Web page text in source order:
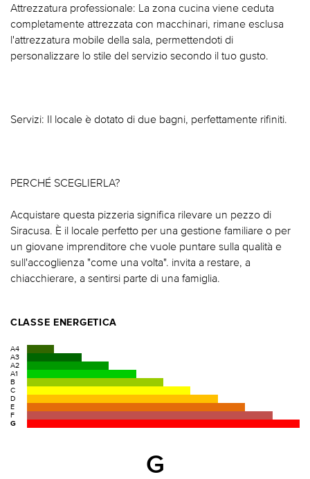
Attrezzatura professionale: La zona cucina viene ceduta
completamente attrezzata con macchinari, rimane esclusa
l'attrezzatura mobile della sala, permettendoti di
personalizzare lo stile del servizio secondo il tuo gusto.
Servizi: Il locale è dotato di due bagni, perfettamente rifiniti.
PERCHÉ SCEGLIERLA?
Acquistare questa pizzeria significa rilevare un pezzo di
Siracusa. È il locale perfetto per una gestione familiare o per
un giovane imprenditore che vuole puntare sulla qualità e
sull'accoglienza "come una volta". invita a restare, a
chiacchierare, a sentirsi parte di una famiglia.
CLASSE ENERGETICA
A4
A3
A2
A1
B
C
D
E
F
G
G